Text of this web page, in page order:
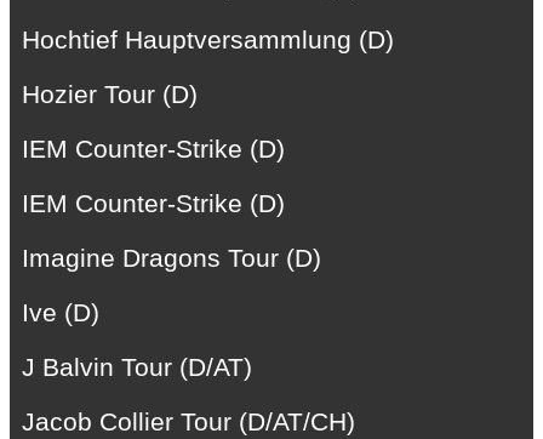
Hochtief Hauptversammlung (D)
Hozier Tour (D)
IEM Counter-Strike (D)
IEM Counter-Strike (D)
Imagine Dragons Tour (D)
Ive (D)
J Balvin Tour (D/AT)
Jacob Collier Tour (D/AT/CH)